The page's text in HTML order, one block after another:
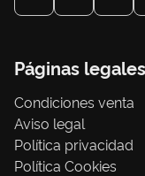
Páginas legales
Condiciones venta
Aviso legal
Política privacidad
Política Cookies